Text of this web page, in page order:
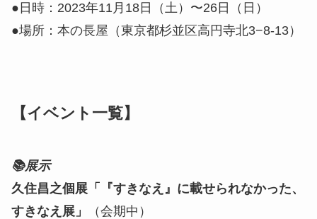
●日時：2023年11月18日（土）〜26日（日）
●場所：本の長屋（東京都杉並区高円寺北3−8-13）
【イベント一覧】
📚展示
久住昌之個展「『すきなえ』に載せられなかった、
すきなえ展」
（会期中）